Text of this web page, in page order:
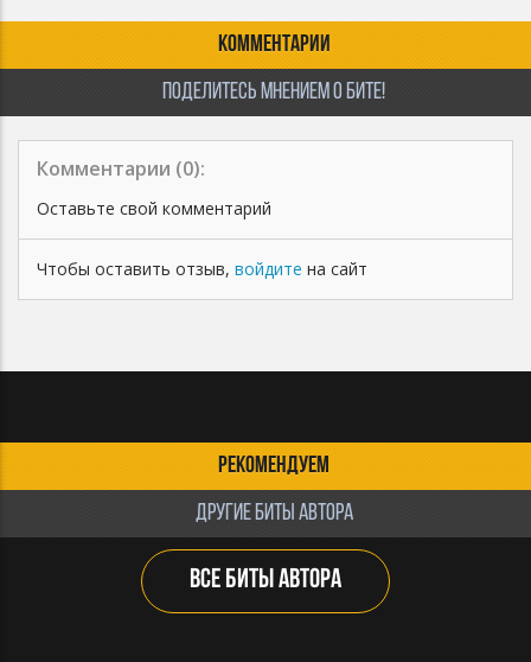
КОММЕНТАРИИ
ПОДЕЛИТЕСЬ МНЕНИЕМ О БИТЕ!
Комментарии (0):
Оставьте свой комментарий
Чтобы оставить отзыв, войдите на сайт
РЕКОМЕНДУЕМ
ДРУГИЕ БИТЫ АВТОРА
ВСЕ БИТЫ АВТОРА